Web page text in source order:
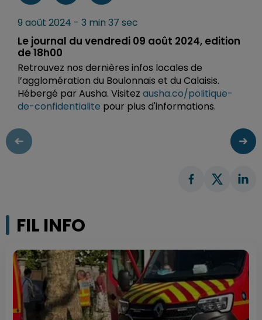
9 août 2024 - 3 min 37 sec
Le journal du vendredi 09 août 2024, edition
de 18h00
Retrouvez nos dernières infos locales de
l’agglomération du Boulonnais et du Calaisis.
Hébergé par Ausha. Visitez ausha.co/politique-
de-confidentialite pour plus d'informations.
FIL INFO